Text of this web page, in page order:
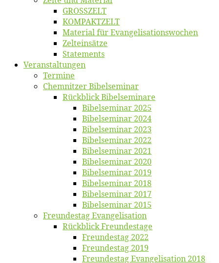
GROSSZELT
KOMPAKTZELT
Ma­te­ri­al für Evangelisationswochen
Zelt­ein­sät­ze
State­ments
Ver­an­stal­tun­gen
Ter­mi­ne
Chemnit­zer Bibelseminar
Rück­blick Bibelseminare
Bi­bel­se­mi­nar 2025
Bi­bel­se­mi­nar 2024
Bi­bel­se­mi­nar 2023
Bi­bel­se­mi­nar 2022
Bi­bel­se­mi­nar 2021
Bi­bel­se­mi­nar 2020
Bi­bel­se­mi­nar 2019
Bi­bel­se­mi­nar 2018
Bibelsemi­nar 2017
Bibelsemi­nar 2015
Freun­des­tag Evangelisation
Rück­blick Freundestage
Freun­des­tag 2022
Freun­des­tag 2019
Freun­des­tag Evan­ge­li­sa­ti­on 2018